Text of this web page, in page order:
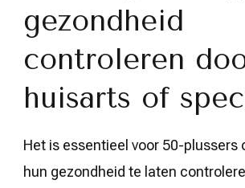
gezondheid
controleren
huisarts of
Het is essentieel voor 50-plussers
hun gezondheid te laten